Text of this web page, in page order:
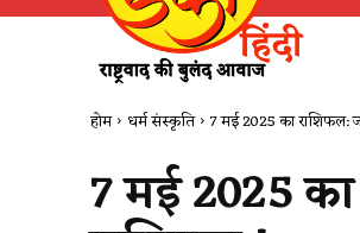
होम धर्म संस्कृति 7 मई 2025 का
7 मई 2025